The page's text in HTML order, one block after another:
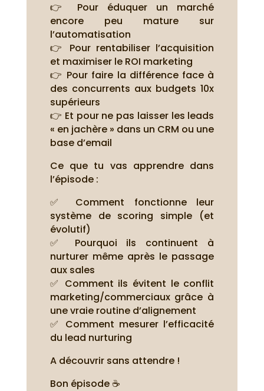
👉 Pour éduquer un marché
encore peu mature sur
l’automatisation
👉 Pour rentabiliser l’acquisition
et maximiser le ROI marketing
👉 Pour faire la différence face à
des concurrents aux budgets 10x
supérieurs
👉 Et pour ne pas laisser les leads
« en jachère » dans un CRM ou une
base d’email
Ce que tu vas apprendre dans
l’épisode :
✅ Comment fonctionne leur
système de scoring simple (et
évolutif)
✅ Pourquoi ils continuent à
nurturer même après le passage
aux sales
✅ Comment ils évitent le conflit
marketing/commerciaux grâce à
une vraie routine d’alignement
✅ Comment mesurer l’efficacité
du lead nurturing
A découvrir sans attendre !
Bon épisode ☕